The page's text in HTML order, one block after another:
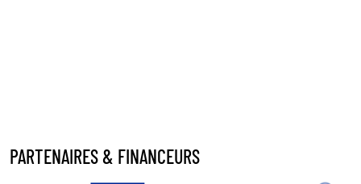
PARTENAIRES & FINANCEURS